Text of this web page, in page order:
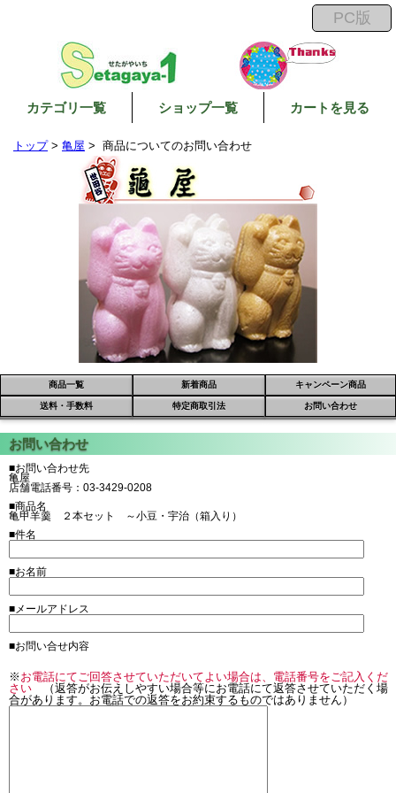
カテゴリ一覧 ショップ一覧 カートを見る
トップ> 亀屋 > 商品についてのお問い合わせ
商品一覧 新着商品 キャンペーン商品
送料・手数料 特定商取引法 お問い合わせ
■お問い合わせ先
亀屋
店舗電話番号：03-3429-0208
■商品名
亀甲羊羹 ２本セット ～小豆・宇治（箱入り）
■件名
■お名前
■メールアドレス
■お問い合せ内容
※ お電話にてご回答させていただいてよい場合は、電話番号をご記入くだ
さい （返答がお伝えしやすい場合等にお電話にて返答させていただく場
合があります。お電話での返答をお約束するものではありません）